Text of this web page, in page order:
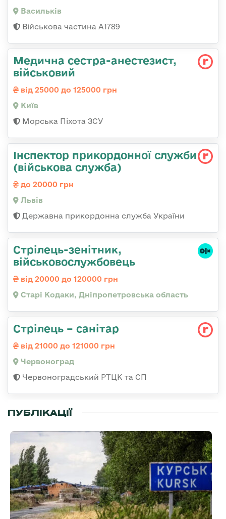
Васильків
Військова частина А1789
Медична сестpа-анестезист,
військовий
від 25000 до 125000 грн
Київ
Морська Піхота ЗСУ
Інспектор прикордонної служби
(військова служба)
до 20000 грн
Львів
Державна прикордонна служба України
Стрілець-зенітник,
військовослужбовець
від 20000 до 120000 грн
Старі Кодаки, Дніпропетровська область
Стрілець – санітар
від 21000 до 121000 грн
Червоноград
Червоноградський РТЦК та СП
ПУБЛІКАЦІЇ